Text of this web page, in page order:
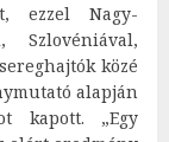
ezzel Nagy-
Szlovéniával,
közé
alapján
kapott. „Egy